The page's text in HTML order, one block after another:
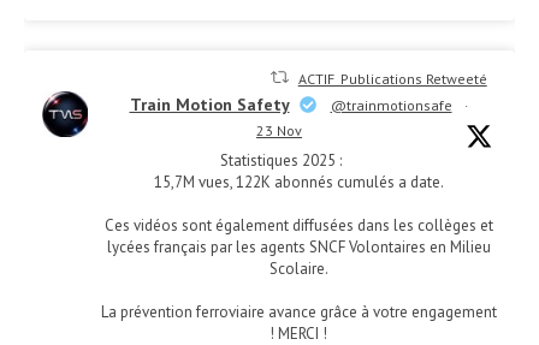
ACTIF_Publications Retweeté
Train Motion Safety @trainmotionsafe
·
23 Nov
Statistiques 2025 :
15,7M vues, 122K abonnés cumulés a date.
Ces vidéos sont également diffusées dans les collèges et
lycées français par les agents SNCF Volontaires en Milieu
Scolaire.
La prévention ferroviaire avance grâce à votre engagement
! MERCI !